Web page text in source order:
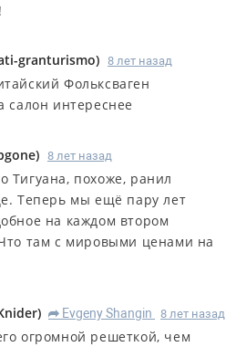
granturismo) 8 лет назад
Фольксваген
салон интереснее
) 8 лет назад
Тигуана, похоже, ранил
Теперь мы ещё пару лет
на каждом втором
там с мировыми ценами на
) R Evgeny Shangin 8 лет назад
огромной решеткой, чем